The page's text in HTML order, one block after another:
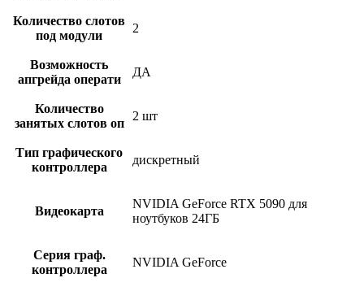
Количество слотов
под модули
2
Возможность
апгрейда операти
ДА
Количество
занятых слотов оп
2 шт
Тип графического
контроллера
дискретный
Видеокарта
NVIDIA GeForce RTX 5090 для
ноутбуков 24ГБ
Серия граф.
контроллера
NVIDIA GeForce